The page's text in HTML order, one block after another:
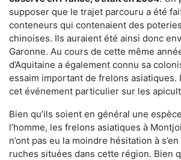
supposer que le trajet parcouru a été
conteneurs qui contenaient des
chinoises. Ils auraient été ainsi donc
Garonne. Au cours de cette même
d’Aquitaine a également connu sa
essaim important de frelons asiatiques.
cet événement particulier sur les
Bien qu’ils soient en général une
l’homme, les frelons asiatiques à
n’ont pas eu la moindre hésitation à
ruches situées dans cette région. Bien